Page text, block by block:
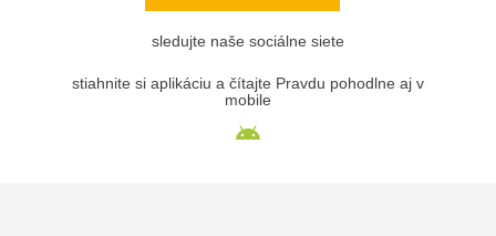
sledujte naše sociálne siete
stiahnite si aplikáciu a čítajte Pravdu pohodlne aj v
mobile